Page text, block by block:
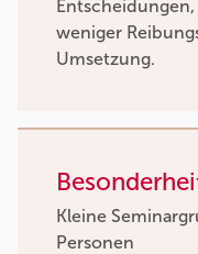
weniger
Umsetzung.
Kleine
Personen